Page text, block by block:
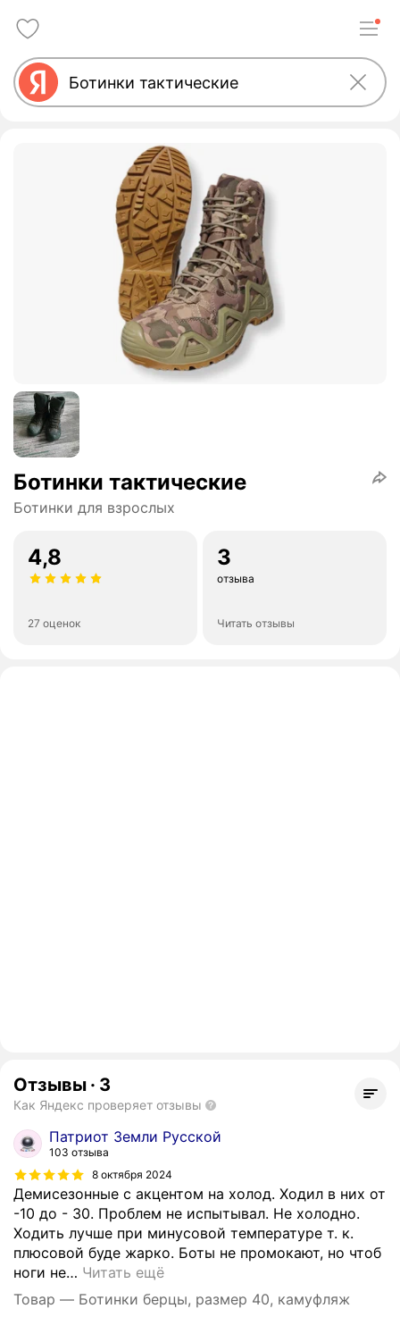
Ботинки тактические
Ботинки для взрослых
4,8
27 оценок
3
отзыва
Читать отзывы
Отзывы · 3
Как Яндекс проверяет отзывы
Патриот Земли Русской
103 отзыва
8 октября 2024
Демисезонные с акцентом на холод. Ходил в них от
-10 до - 30. Проблем не испытывал. Не холодно.
Ходить лучше при минусовой температуре т. к.
плюсовой буде жарко. Боты не промокают, но чтоб
ноги не… Читать ещё
Товар — Ботинки берцы, размер 40, камуфляж